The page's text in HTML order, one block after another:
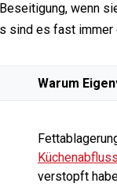
wenn
sind es fast
Warum
verstopft